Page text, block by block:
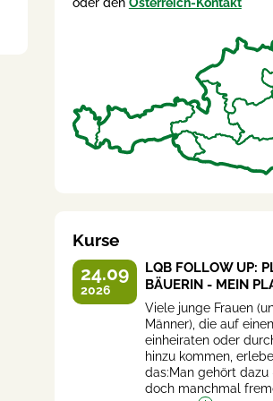
Kurse
24.09
2026
LQB FOLLOW UP:
BÄUERIN - MEIN
Viele junge Frauen
Männer), die auf
einheiraten oder
hinzu kommen,
das:Man gehört
doch manchmal